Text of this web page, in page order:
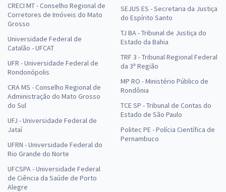
CRECI MT - Conselho Regional de
Corretores de Imóveis do Mato
Grosso
Universidade Federal de
Catalão - UFCAT
UFR - Universidade Federal de
Rondonópolis
CRA MS - Conselho Regional de
Administração do Mato Grosso
do Sul
UFJ - Universidade Federal de
Jataí
UFRN - Universidade Federal do
Rio Grande do Norte
UFCSPA - Universidade Federal
de Ciência da Saúde de Porto
Alegre
SEJUS ES - Secretaria da Justiça
do Espírito Santo
TJ BA - Tribunal de Justiça do
Estado da Bahia
TRF 3 - Tribunal Regional Federal
da 3ª Região
MP RO - Ministério Público de
Rondônia
TCE SP - Tribunal de Contas do
Estado de São Paulo
Politec PE - Polícia Científica de
Pernambuco